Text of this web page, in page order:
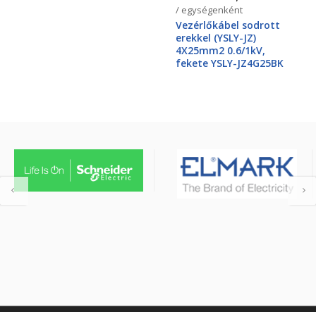
/ egységenként
Vezérlőkábel sodrott
erekkel (YSLY-JZ)
4X25mm2 0.6/1kV,
fekete YSLY-JZ4G25BK